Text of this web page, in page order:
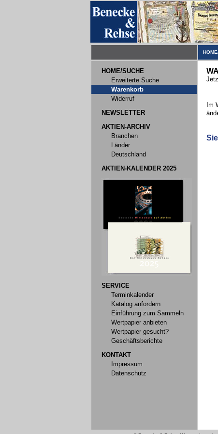
HOME/SUCHE
Erweiterte Suche
Warenkorb
Widerruf
NEWSLETTER
AKTIEN-ARCHIV
Branchen
Länder
Deutschland
AKTIEN-KALENDER 2025
SERVICE
Terminkalender
Katalog anfordern
Einführung zum Sammeln
Wertpapier anbieten
Wertpapier gesucht?
Geschäftsberichte
KONTAKT
Impressum
Datenschutz
Im